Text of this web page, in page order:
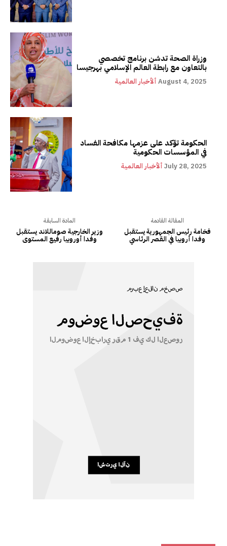
وزراة الصحة تدشن برنامج تخصصي
بالتعاون مع رابطة العالم الإسلامي بهرجيسا
ألأخبار العالمية August 4, 2025
الحكومة تؤكد على عزمها مكافحة الفساد
في المؤسسات الحكومية
ألأخبار العالمية July 28, 2025
المادة السابقة
وزير الخارجية صوماللاند يستقبل
وفدا أوروبيا رفيع المستوى
المقالة القادمة
فخامة رئيس الجمهورية يستقبل
وفدا أروبيا في القصر الرئاسي